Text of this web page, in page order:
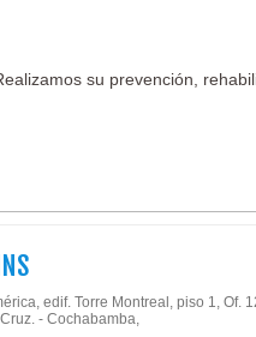
su prevención,
edif. Torre Montreal, piso 1, Of.
- Cochabamba,